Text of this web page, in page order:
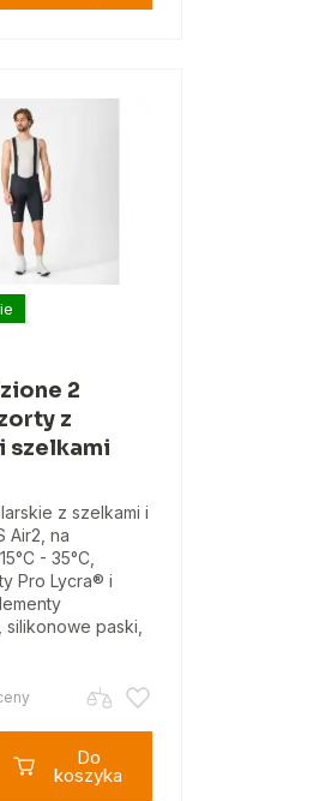
2
z
szelkami
z szelkami i
Air2, na
- 35°C,
Pro Lycra® i
paski,
Do
koszyka